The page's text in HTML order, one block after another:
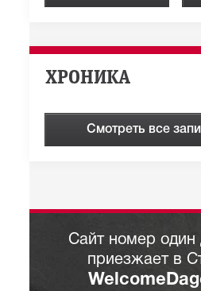
ХРОНИКА
Смотреть все
Сайт номер один
приезжает в